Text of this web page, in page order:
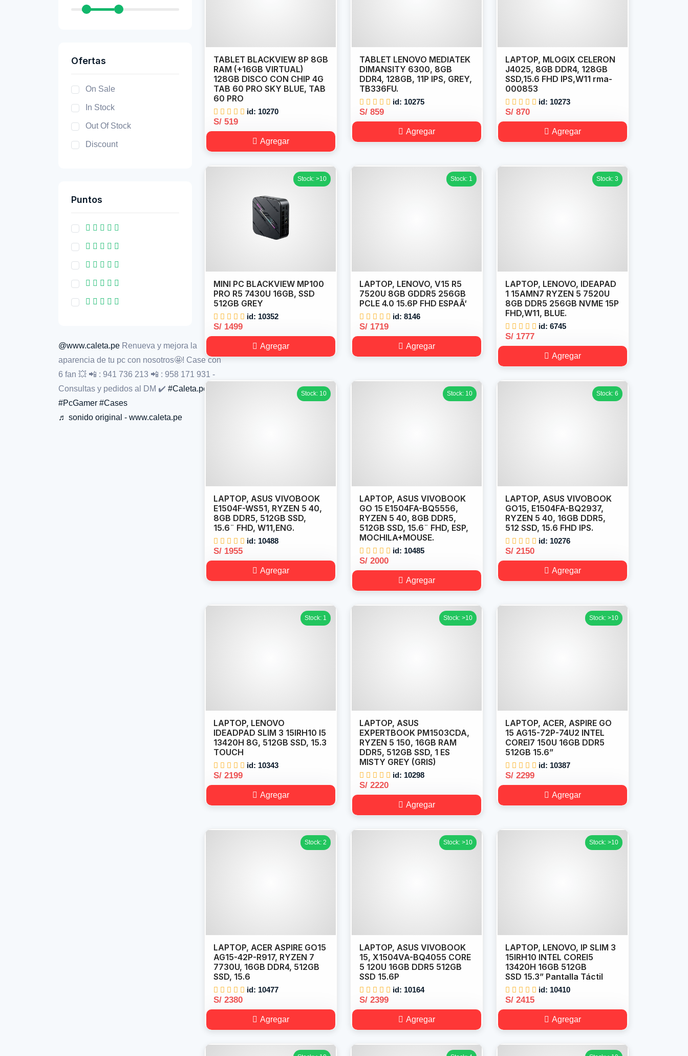
Ofertas
On Sale
In Stock
Out Of Stock
Discount
Puntos
@www.caleta.pe Renueva y mejora la
aparencia de tu pc con nosotros🤩! Case con
6 fan 💥 📲 : 941 736 213 📲 : 958 171 931 -
Consultas y pedidos al DM ✔️ #Caleta.pe
#PcGamer #Cases
♬ sonido original - www.caleta.pe
TABLET BLACKVIEW 8P 8GB
RAM (+16GB VIRTUAL)
128GB DISCO CON CHIP 4G
TAB 60 PRO SKY BLUE, TAB
60 PRO
id: 10270
S/ 519
Agregar
TABLET LENOVO MEDIATEK
DIMANSITY 6300, 8GB
DDR4, 128GB, 11P IPS, GREY,
TB336FU.
id: 10275
S/ 859
Agregar
LAPTOP, MLOGIX CELERON
J4025, 8GB DDR4, 128GB
SSD,15.6 FHD IPS,W11 rma-
000853
id: 10273
S/ 870
Agregar
Stock: >10
MINI PC BLACKVIEW MP100
PRO R5 7430U 16GB, SSD
512GB GREY
id: 10352
S/ 1499
Agregar
Stock: 1
LAPTOP, LENOVO, V15 R5
7520U 8GB GDDR5 256GB
PCLE 4.0 15.6P FHD ESPAÃ‘
id: 8146
S/ 1719
Agregar
Stock: 3
LAPTOP, LENOVO, IDEAPAD
1 15AMN7 RYZEN 5 7520U
8GB DDR5 256GB NVME 15P
FHD,W11, BLUE.
id: 6745
S/ 1777
Agregar
Stock: 10
LAPTOP, ASUS VIVOBOOK
E1504F-WS51, RYZEN 5 40,
8GB DDR5, 512GB SSD,
15.6¨ FHD, W11,ENG.
id: 10488
S/ 1955
Agregar
Stock: 10
LAPTOP, ASUS VIVOBOOK
GO 15 E1504FA-BQ5556,
RYZEN 5 40, 8GB DDR5,
512GB SSD, 15.6¨ FHD, ESP,
MOCHILA+MOUSE.
id: 10485
S/ 2000
Agregar
Stock: 6
LAPTOP, ASUS VIVOBOOK
GO15, E1504FA-BQ2937,
RYZEN 5 40, 16GB DDR5,
512 SSD, 15.6 FHD IPS.
id: 10276
S/ 2150
Agregar
Stock: 1
LAPTOP, LENOVO
IDEADPAD SLIM 3 15IRH10 I5
13420H 8G, 512GB SSD, 15.3
TOUCH
id: 10343
S/ 2199
Agregar
Stock: >10
LAPTOP, ASUS
EXPERTBOOK PM1503CDA,
RYZEN 5 150, 16GB RAM
DDR5, 512GB SSD, 1 ES
MISTY GREY (GRIS)
id: 10298
S/ 2220
Agregar
Stock: >10
LAPTOP, ACER, ASPIRE GO
15 AG15-72P-74U2 INTEL
COREI7 150U 16GB DDR5
512GB 15.6”
id: 10387
S/ 2299
Agregar
Stock: 2
LAPTOP, ACER ASPIRE GO15
AG15-42P-R917, RYZEN 7
7730U, 16GB DDR4, 512GB
SSD, 15.6
id: 10477
S/ 2380
Agregar
Stock: >10
LAPTOP, ASUS VIVOBOOK
15, X1504VA-BQ4055 CORE
5 120U 16GB DDR5 512GB
SSD 15.6P
id: 10164
S/ 2399
Agregar
Stock: >10
LAPTOP, LENOVO, IP SLIM 3
15IRH10 INTEL COREI5
13420H 16GB 512GB
SSD 15.3” Pantalla Táctil
id: 10410
S/ 2415
Agregar